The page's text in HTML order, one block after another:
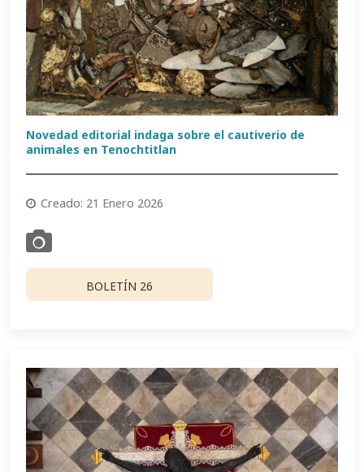
Novedad editorial indaga sobre el cautiverio de
animales en Tenochtitlan
Creado: 21 Enero 2026
BOLETÍN 26